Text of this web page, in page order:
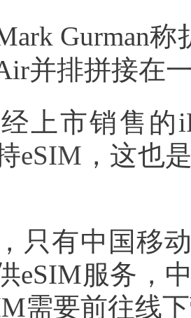
Gurman称
并排拼接在
上市销售的
eSIM ，这也
只有中国移
eSIM服务，
需要前往线